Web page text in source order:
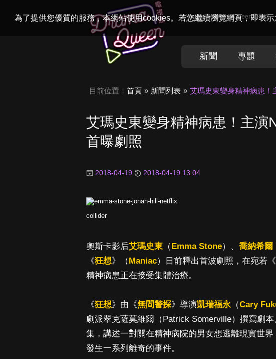
為了提供您優質的服務，本網站使用cookies。若您繼續瀏覽網頁，即表
Welcome toDramaQueen電視迷
新聞 專題
目前位置： 首頁 新聞列表 艾瑪史東變身精神病患！
艾瑪史東變身精神病患！主演
首曝劇照
2018-04-19 2018-04-19 13:04
collider
奧斯卡影后艾瑪史東 （Emma Stone）、 喬納希爾
《狂想》（Maniac）日前釋出首波劇照，在宛若《
精神病患正在接受集體治療。
《狂想》由《無間警探》導演凱瑞福永（Cary
劇派翠克薩莫維爾（Patrick Somerville）撰寫劇
集，講述一對關在精神病院的男女想逃離現實世
發生一系列離奇的事件。